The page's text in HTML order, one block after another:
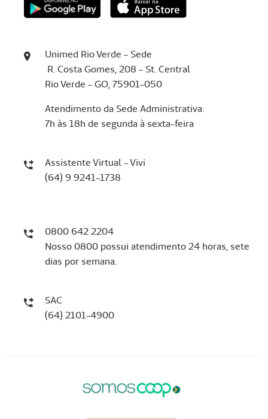
Unimed Rio Verde - Sede
R. Costa Gomes, 208 - St. Central
Rio Verde - GO, 75901-050
Atendimento da Sede Administrativa:
7h às 18h de segunda à sexta-feira
Assistente Virtual - Vivi
(64) 9 9241-1738
0800 642 2204
Nosso 0800 possui atendimento 24 horas, sete
dias por semana.
SAC
(64) 2101-4900